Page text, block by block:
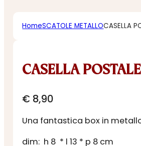
HomeSCATOLE METALLOCASELLA
CASELLA
€ 8,90
Una fantastica box in
dim: h 8 * l 13 * p 8 cm